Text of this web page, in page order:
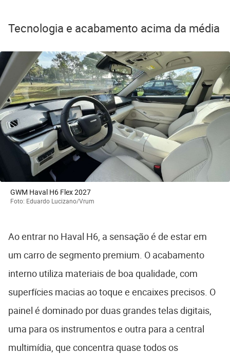
Tecnologia e acabamento acima da média
GWM Haval H6 Flex 2027
Foto: Eduardo Lucizano/Vrum
Ao entrar no Haval H6, a sensação é de estar em
um carro de segmento premium. O acabamento
interno utiliza materiais de boa qualidade, com
superfícies macias ao toque e encaixes precisos. O
painel é dominado por duas grandes telas digitais,
uma para os instrumentos e outra para a central
multimídia, que concentra quase todos os